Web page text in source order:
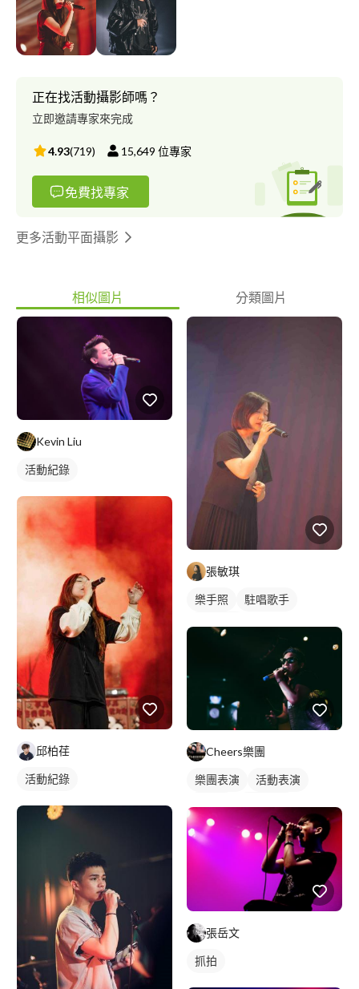
正在找活動攝影師嗎？
立即邀請專家來完成
4.93(719) 15,649 位專家
免費找專家
更多活動平面攝影
相似圖片 分類圖片
Kevin Liu
活動紀錄
邱柏荏
活動紀錄
張敏琪
樂手照
駐唱歌手
Cheers樂團
樂團表演
活動表演
樂手照
駐唱歌手
歌唱表演
張岳文
抓拍